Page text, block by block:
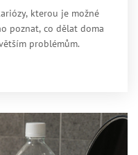
kterou je možné
poznat, co dělat doma
problémům.